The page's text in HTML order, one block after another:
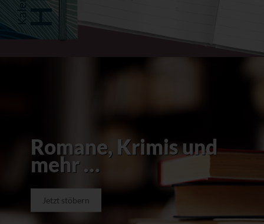
Romane, Krimis und
mehr …
Jetzt stöbern